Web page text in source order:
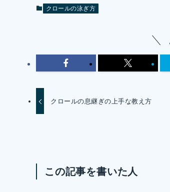
クロールの泳ぎ方
クロールの息継ぎの上手な教え方
この記事を書いた人